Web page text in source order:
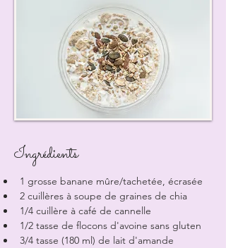
Ingrédients
1 grosse banane mûre/tachetée, écrasée
2 cuillères à soupe de graines de chia
1/4 cuillère à café de cannelle
1/2 tasse de flocons d'avoine sans gluten
3/4 tasse (180 ml) de lait d'amande